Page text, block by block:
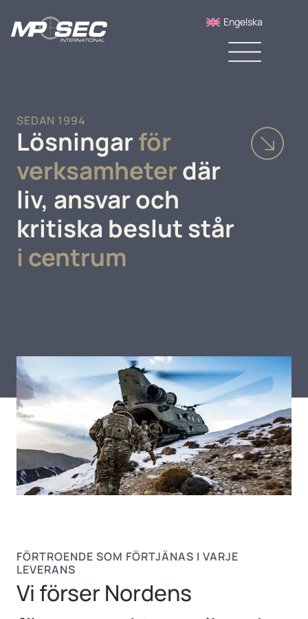
Engelska
SEDAN 1994
Lösningarför
verksamheterdär
liv, ansvar och
kritiska beslut står
i centrum
FÖRTROENDE SOM FÖRTJÄNAS I VARJE
LEVERANS
Vi förser Nordens